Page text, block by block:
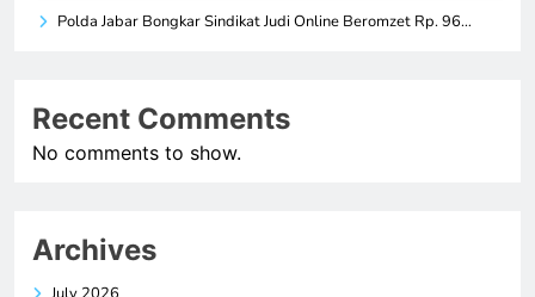
Polda Jabar Bongkar Sindikat Judi Online Beromzet Rp. 96…
Recent Comments
No comments to show.
Archives